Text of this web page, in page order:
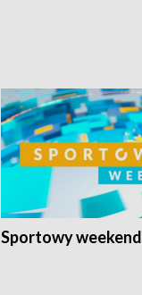
Sportowy weekend